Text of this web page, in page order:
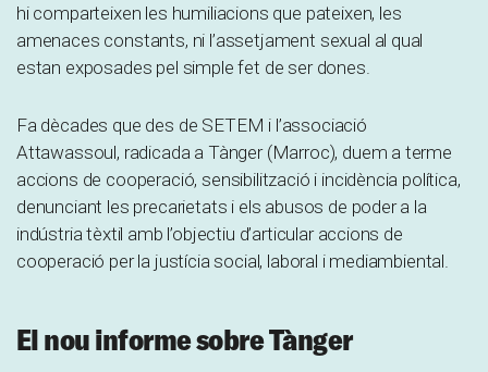
hi comparteixen les humiliacions que pateixen, les
amenaces constants, ni l’assetjament sexual al qual
estan exposades pel simple fet de ser dones.
Fa dècades que des de SETEM i l’associació
Attawassoul, radicada a Tànger (Marroc), duem a terme
accions de cooperació, sensibilització i incidència política,
denunciant les precarietats i els abusos de poder a la
indústria tèxtil amb l’objectiu d’articular accions de
cooperació per la justícia social, laboral i mediambiental.
El nou informe sobre Tànger